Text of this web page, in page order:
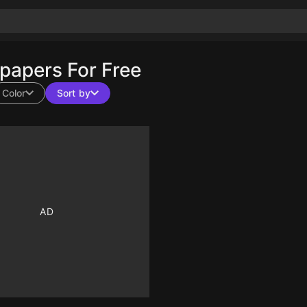
For Free
Color Sort by